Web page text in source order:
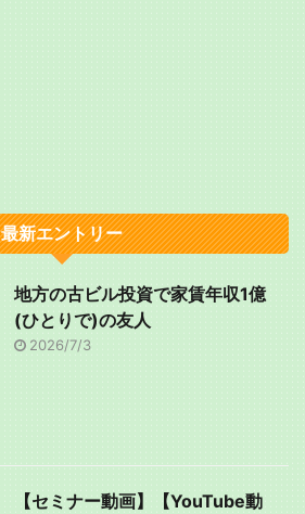
最新エントリー
地方の古ビル投資で家賃年収1億
(ひとりで)の友人
2026/7/3
【セミナー動画】【YouTube動